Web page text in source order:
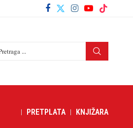
PRETPLATA KNJIŽARA